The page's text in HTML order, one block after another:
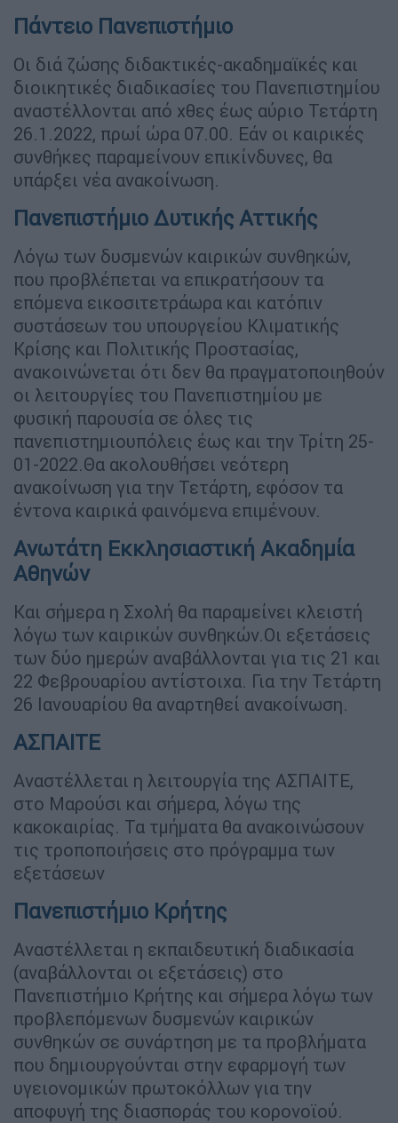
Πάντειο Πανεπιστήμιο
Οι διά ζώσης διδακτικές-ακαδημαϊκές και
διοικητικές διαδικασίες του Πανεπιστημίου
αναστέλλονται από χθες έως αύριο Τετάρτη
26.1.2022, πρωί ώρα 07.00. Εάν οι καιρικές
συνθήκες παραμείνουν επικίνδυνες, θα
υπάρξει νέα ανακοίνωση.
Πανεπιστήμιο Δυτικής Αττικής
Λόγω των δυσμενών καιρικών συνθηκών,
που προβλέπεται να επικρατήσουν τα
επόμενα εικοσιτετράωρα και κατόπιν
συστάσεων του υπουργείου Κλιματικής
Κρίσης και Πολιτικής Προστασίας,
ανακοινώνεται ότι δεν θα πραγματοποιηθούν
οι λειτουργίες του Πανεπιστημίου με
φυσική παρουσία σε όλες τις
πανεπιστημιουπόλεις έως και την Τρίτη 25-
01-2022.Θα ακολουθήσει νεότερη
ανακοίνωση για την Τετάρτη, εφόσον τα
έντονα καιρικά φαινόμενα επιμένουν.
Ανωτάτη Εκκλησιαστική Ακαδημία
Αθηνών
Και σήμερα η Σχολή θα παραμείνει κλειστή
λόγω των καιρικών συνθηκών.Οι εξετάσεις
των δύο ημερών αναβάλλονται για τις 21 και
22 Φεβρουαρίου αντίστοιχα. Για την Τετάρτη
26 Ιανουαρίου θα αναρτηθεί ανακοίνωση.
ΑΣΠΑΙΤΕ
Αναστέλλεται η λειτουργία της ΑΣΠΑΙΤΕ,
στο Μαρούσι και σήμερα, λόγω της
κακοκαιρίας. Τα τμήματα θα ανακοινώσουν
τις τροποποιήσεις στο πρόγραμμα των
εξετάσεων
Πανεπιστήμιο Κρήτης
Αναστέλλεται η εκπαιδευτική διαδικασία
(αναβάλλονται οι εξετάσεις) στο
Πανεπιστήμιο Κρήτης και σήμερα λόγω των
προβλεπόμενων δυσμενών καιρικών
συνθηκών σε συνάρτηση με τα προβλήματα
που δημιουργούνται στην εφαρμογή των
υγειονομικών πρωτοκόλλων για την
αποφυγή της διασποράς του κορονοϊού.